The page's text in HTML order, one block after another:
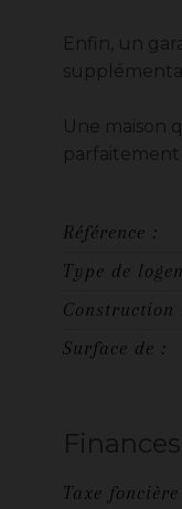
Enfin, un
Une maison
parfaitement
Référence :
Type de
Construction
Surface de :
Finances
Taxe